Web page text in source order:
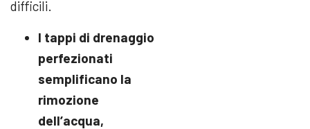
difficili.
I tappi di drenaggio
perfezionati
semplificano la
rimozione
dell’acqua,